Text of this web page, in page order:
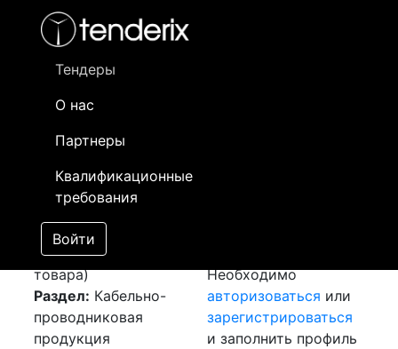
Тендеры
О нас
Партнеры
Квалификационные
требования
Войти
- активный лот
- сохраненный лот (не опубликован)
Закуп: Силовой
кабель [Завершен]
Победитель выбран
Лот №:5528
АУКЦИОН (покупка
товара)
Раздел: Кабельно-
проводниковая
продукция
Необходимо
авторизоваться или
зарегистрироваться
и заполнить профиль